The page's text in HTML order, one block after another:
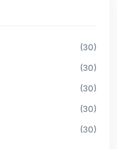
(30)
(30)
(30)
(30)
(30)